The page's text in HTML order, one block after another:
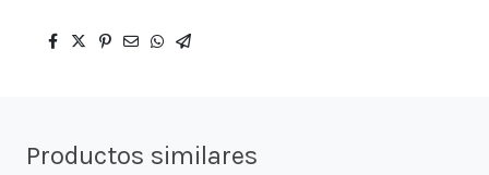
Productos similares